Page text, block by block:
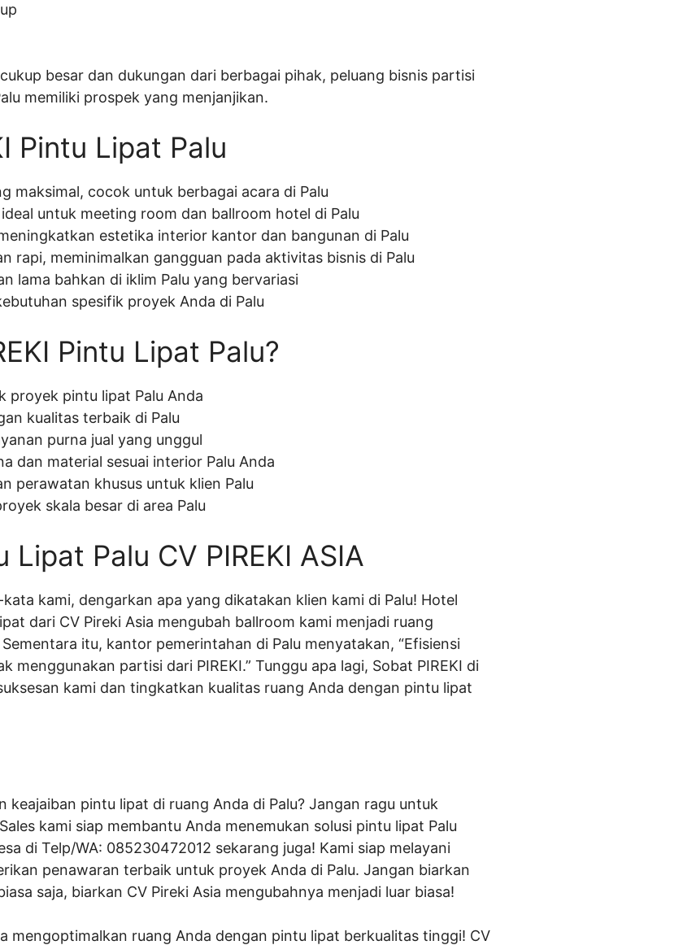
besar dan dukungan dari berbagai pihak, peluang bisnis partisi
memiliki prospek yang menjanjikan.
Pintu Lipat Palu
maksimal, cocok untuk berbagai acara di Palu
untuk meeting room dan ballroom hotel di Palu
estetika interior kantor dan bangunan di Palu
rapi, meminimalkan gangguan pada aktivitas bisnis di Palu
lama bahkan di iklim Palu yang bervariasi
spesifik proyek Anda di Palu
Pintu Lipat Palu?
proyek pintu lipat Palu Anda
kualitas terbaik di Palu
purna jual yang unggul
dan material sesuai interior Palu Anda
perawatan khusus untuk klien Palu
skala besar di area Palu
Lipat Palu CV PIREKI ASIA
kami, dengarkan apa yang dikatakan klien kami di Palu! Hotel
dari CV Pireki Asia mengubah ballroom kami menjadi ruang
itu, kantor pemerintahan di Palu menyatakan, “Efisiensi
menggunakan partisi dari PIREKI.” Tunggu apa lagi, Sobat PIREKI di
kami dan tingkatkan kualitas ruang Anda dengan pintu lipat
pintu lipat di ruang Anda di Palu? Jangan ragu untuk
kami siap membantu Anda menemukan solusi pintu lipat Palu
di Telp/WA: 085230472012 sekarang juga! Kami siap melayani
penawaran terbaik untuk proyek Anda di Palu. Jangan biarkan
saja, biarkan CV Pireki Asia mengubahnya menjadi luar biasa!
mengoptimalkan ruang Anda dengan pintu lipat berkualitas tinggi! CV